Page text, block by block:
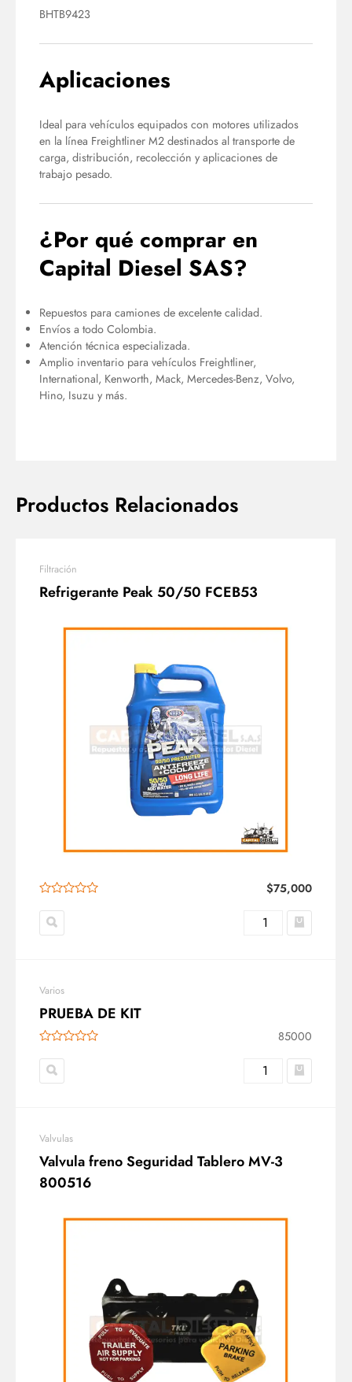
BHTB9423
Aplicaciones
Ideal para vehículos equipados con motores utilizados
en la línea Freightliner M2 destinados al transporte de
carga, distribución, recolección y aplicaciones de
trabajo pesado.
¿Por qué comprar en
Capital Diesel SAS?
Repuestos para camiones de excelente calidad.
Envíos a todo Colombia.
Atención técnica especializada.
Amplio inventario para vehículos Freightliner,
International, Kenworth, Mack, Mercedes-Benz, Volvo,
Hino, Isuzu y más.
Productos Relacionados
Filtración
Refrigerante Peak 50/50 FCEB53
$75,000
Varios
PRUEBA DE KIT
85000
Valvulas
Valvula freno Seguridad Tablero MV-3
800516